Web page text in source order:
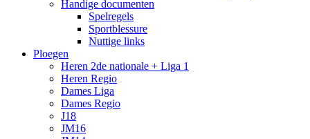
Handige documenten
Spelregels
Sportblessure
Nuttige links
Ploegen
Heren 2de nationale + Liga 1
Heren Regio
Dames Liga
Dames Regio
J18
JM16